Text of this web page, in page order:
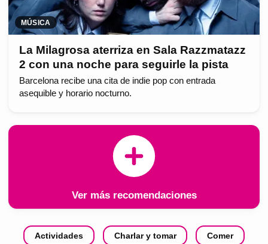
MÚSICA
La Milagrosa aterriza en Sala Razzmatazz
2 con una noche para seguirle la pista
Barcelona recibe una cita de indie pop con entrada
asequible y horario nocturno.
Ver más recomendaciones
Actividades Charlar y tomar Comer